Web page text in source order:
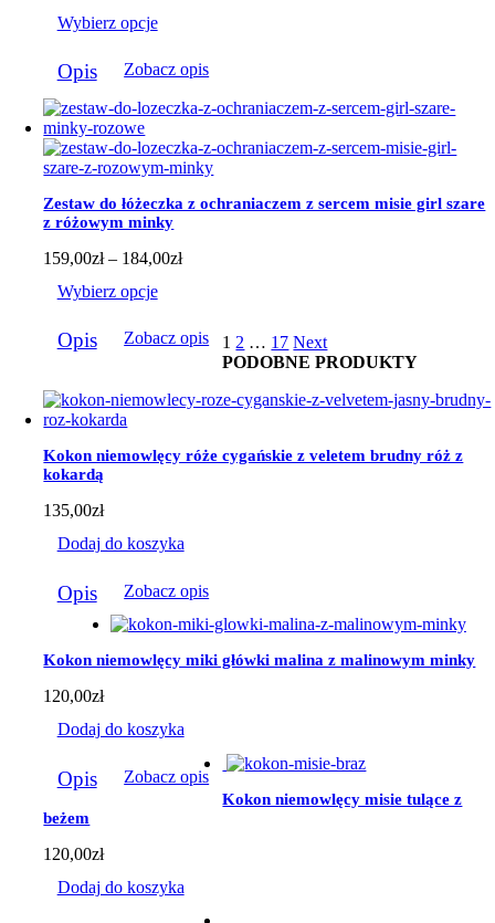
do
Wybierz opcje
produkt
ma
wiele
wariantów.
Opcje
można
wybrać
na
stronie
produktu
Opis Zobacz opis
Zestaw do łóżeczka z ochraniaczem z sercem misie girl szare
z różowym minky
159,00zł – 184,00złZakres
do
184,00zł
Wybierz opcje
produkt
wariantów.
Opcje
wybrać
na
stronie
produktu
Opis Zobacz opis 1 2 … 17 Next
PODOBNE PRODUKTY
Kokon niemowlęcy róże cygańskie z veletem brudny róż z
kokardą
135,00zł
Dodaj do koszyka
Opis Zobacz opis
Kokon niemowlęcy miki główki malina z malinowym minky
120,00zł
Dodaj do koszyka
Opis Zobacz opis
Kokon niemowlęcy misie tulące z
beżem
120,00zł
Dodaj do koszyka